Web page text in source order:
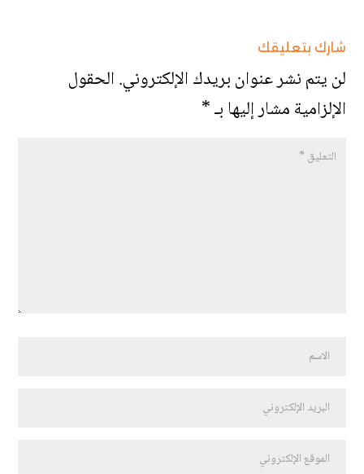
شارك بتعليقك
لن يتم نشر عنوان بريدك الإلكتروني.الحقول
الإلزامية مشار إليها بـ*